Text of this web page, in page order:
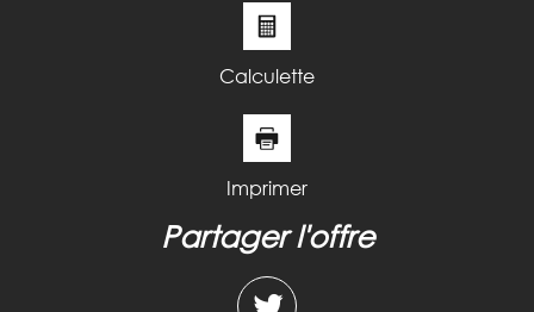
Calculette
Imprimer
partager l'offre